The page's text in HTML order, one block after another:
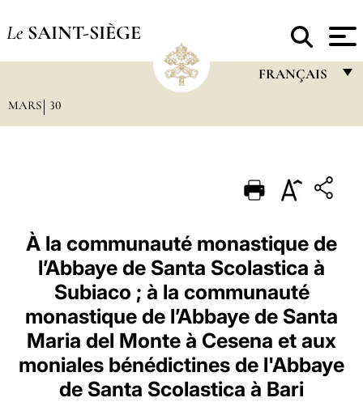
Le SAINT-SIÈGE
FRANÇAIS
PORTUGUÊS
ESPAÑOL
DEUTSCH
POLSKI
العربيّة
中文
LATINE
MARS 30
À la communauté monastique de
l’Abbaye de Santa Scolastica à
Subiaco ; à la communauté
monastique de l’Abbaye de Santa
Maria del Monte à Cesena et aux
moniales bénédictines de l'Abbaye
de Santa Scolastica à Bari